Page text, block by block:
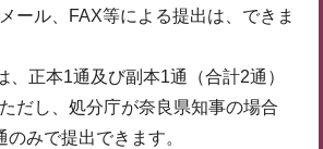
ール、FAX等による提出は、できま
、正本1通及び副本1通（合計2通）
だし、処分庁が奈良県知事の場合
のみで提出できます。